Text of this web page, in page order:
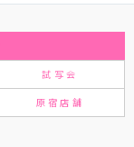
試写会
原宿店舗